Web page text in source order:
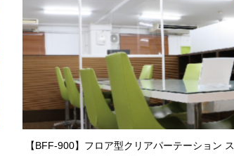
【BFF-900】フロア型クリアパーテーション ス